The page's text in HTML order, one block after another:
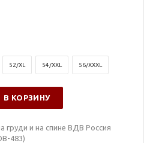
52/XL 54/XXL 56/XXXL
В КОРЗИНУ
груди и на спине ВДВ Россия
483)